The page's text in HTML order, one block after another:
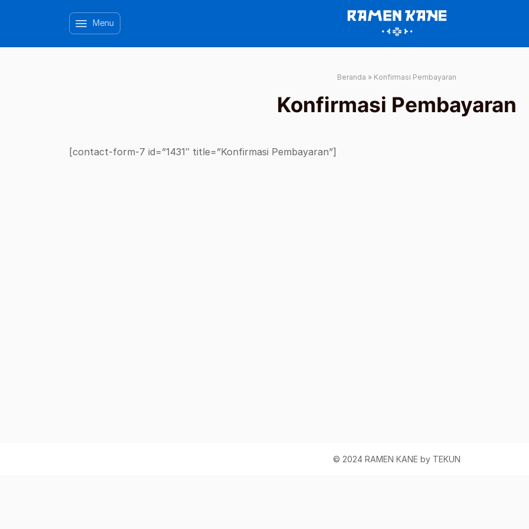
Menu
Beranda » Konfirmasi Pembayaran
Konfirmasi Pembayaran
[contact-form-7 id=”1431″ title=”Konfirmasi Pembayaran”]
© 2024 RAMEN KANE by TEKUN